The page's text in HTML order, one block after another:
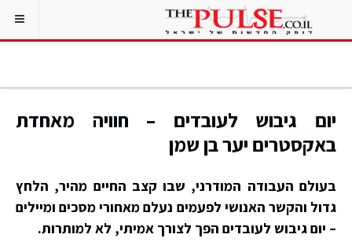
יום גיבוש לעובדים – חוויה מאחדת
באקסטרים יער בן שמן
בעולם העבודה המודרני, שבו קצב החיים מהיר, הלחץ
גדול והקשר האנושי לפעמים נעלם מאחורי מסכים ומיילים
– יום גיבוש לעובדים הפך לצורך אמיתי, לא למותרות.